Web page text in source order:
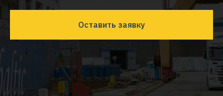
Оставить заявку